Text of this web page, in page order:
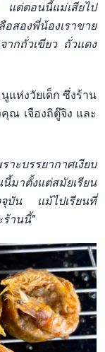
ต่ตอนนี้แม่เสียไป
สองพี่น้องเราขาย
ากถั่วเขียว ถั่วแดง
แห่งวัยเด็ก ซึ่งร้าน
ณ เจืองถิตู๊จิง และ
ะบรรยากาศเงียบ
าตั้งแต่สมัยเรียน
บัน แม้ไปเรียนที่
านนี้”